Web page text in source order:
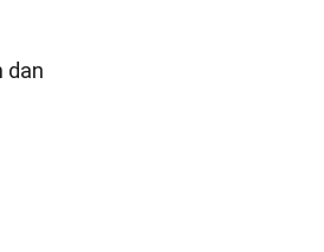
dan